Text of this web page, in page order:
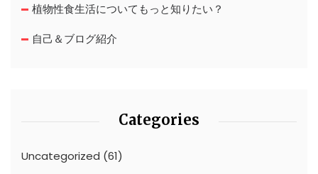
植物性食生活についてもっと知りたい？
自己＆ブログ紹介
Categories
Uncategorized (61)